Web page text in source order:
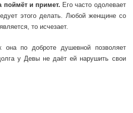
поймёт и примет. Его часто одолевает
этого делать. Любой женщине со
то исчезает.
по доброте душевной позволяет
у Девы не даёт ей нарушить свои